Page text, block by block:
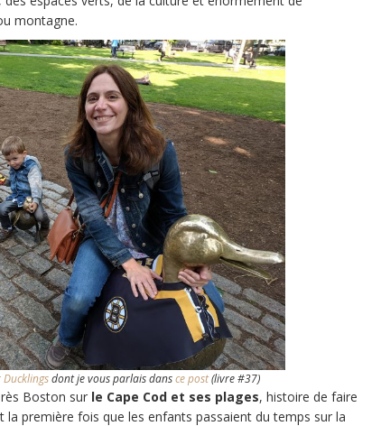
montagne.
sdont je vous parlais dansce post(livre #37)
Boston sur le Cape Cod et ses plages, histoire de faire
la première fois que les enfants passaient du temps sur la